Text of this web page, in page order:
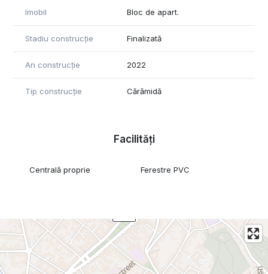
Imobil Bloc de apart.
Stadiu construcție Finalizată
An construcție 2022
Tip construcție Cărămidă
Facilități
Centrală proprie Ferestre PVC